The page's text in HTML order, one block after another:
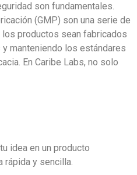
son fundamentales.
(GMP) son una serie de
productos sean fabricados
manteniendo los estándares
En Caribe Labs, no solo
idea en un producto
y sencilla.